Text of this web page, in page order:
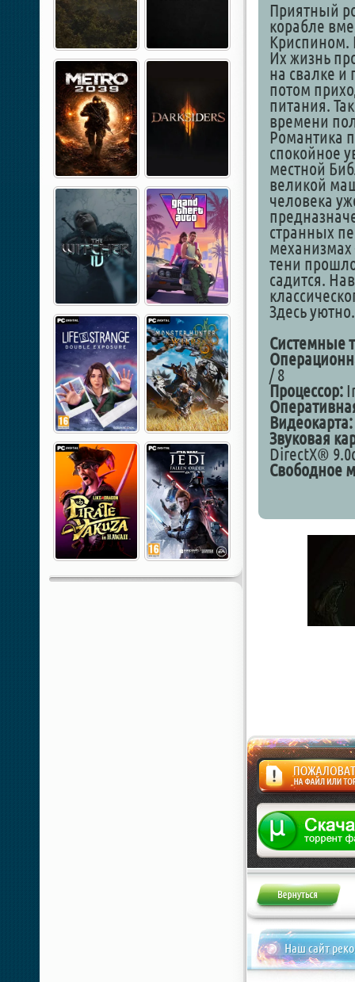
Приятный
корабле
Криспином.
Их жизнь
на свалке и
потом
питания.
времени
Романтика
спокойное
местной
великой
человека
странных
механизмах
тени
садится.
Здесь
Cистемные
/ 8
Процессор:
Видеокарта:
Звуковая
DirectX®
Свободное
Жалоба
Наш сайт